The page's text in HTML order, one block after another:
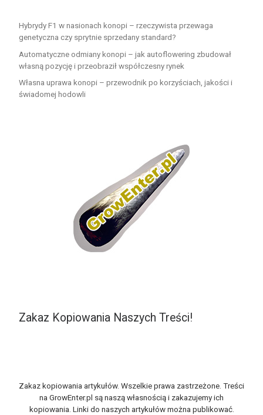
Hybrydy F1 w nasionach konopi – rzeczywista przewaga
genetyczna czy sprytnie sprzedany standard?
Automatyczne odmiany konopi – jak autoflowering zbudował
własną pozycję i przeobraził współczesny rynek
Własna uprawa konopi – przewodnik po korzyściach, jakości i
świadomej hodowli
Zakaz Kopiowania Naszych Treści!
Zakaz kopiowania artykułów. Wszelkie prawa zastrzeżone. Treści
na GrowEnter.pl są naszą własnością i zakazujemy ich
kopiowania. Linki do naszych artykułów można publikować.